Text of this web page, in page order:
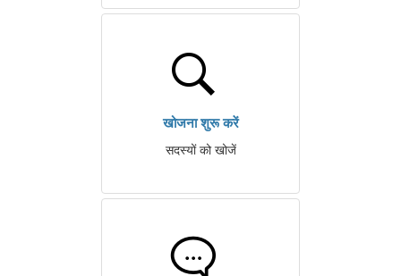
खोजना शुरू करें
सदस्यों को खोजें